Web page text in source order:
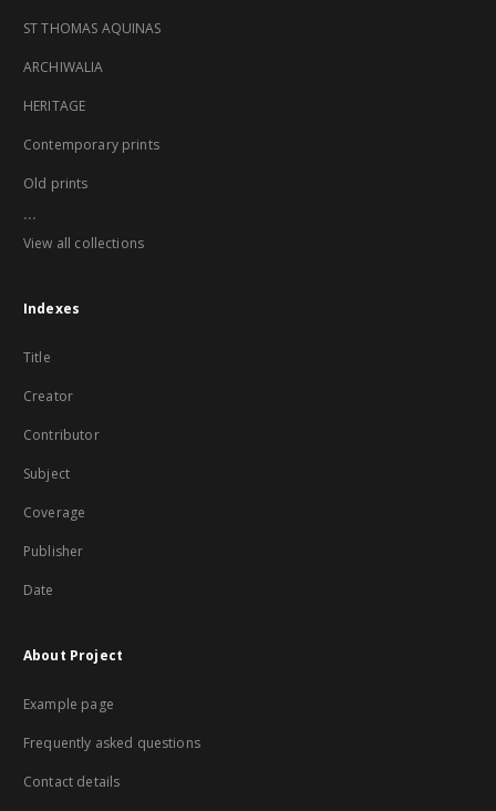
ST THOMAS AQUINAS
ARCHIWALIA
HERITAGE
Contemporary prints
Old prints
...
View all collections
Indexes
Title
Creator
Contributor
Subject
Coverage
Publisher
Date
About Project
Example page
Frequently asked questions
Contact details